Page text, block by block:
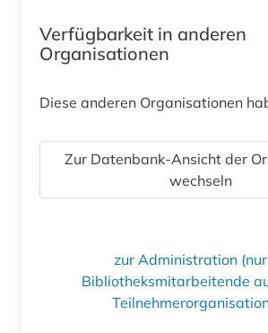
Verfügbarkeit in anderen
Organisationen
Diese anderen Organisationen
Zur Datenbank-Ansicht der
wechseln
zur Administration
Bibliotheksmitarbeitende